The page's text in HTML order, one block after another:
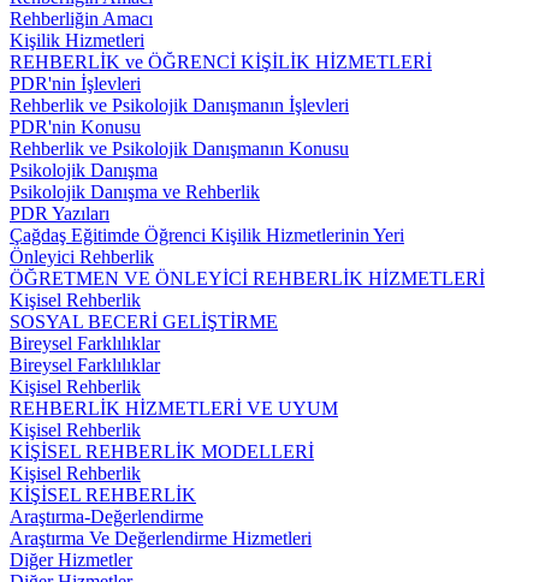
Rehberliğin Amacı
Kişilik Hizmetleri
REHBERLİK ve ÖĞRENCİ KİŞİLİK HİZMETLERİ
PDR'nin İşlevleri
Rehberlik ve Psikolojik Danışmanın İşlevleri
PDR'nin Konusu
Rehberlik ve Psikolojik Danışmanın Konusu
Psikolojik Danışma
Psikolojik Danışma ve Rehberlik
PDR Yazıları
Çağdaş Eğitimde Öğrenci Kişilik Hizmetlerinin Yeri
Önleyici Rehberlik
ÖĞRETMEN VE ÖNLEYİCİ REHBERLİK HİZMETLERİ
Kişisel Rehberlik
SOSYAL BECERİ GELİŞTİRME
Bireysel Farklılıklar
Bireysel Farklılıklar
Kişisel Rehberlik
REHBERLİK HİZMETLERİ VE UYUM
Kişisel Rehberlik
KİŞİSEL REHBERLİK MODELLERİ
Kişisel Rehberlik
KİŞİSEL REHBERLİK
Araştırma-Değerlendirme
Araştırma Ve Değerlendirme Hizmetleri
Diğer Hizmetler